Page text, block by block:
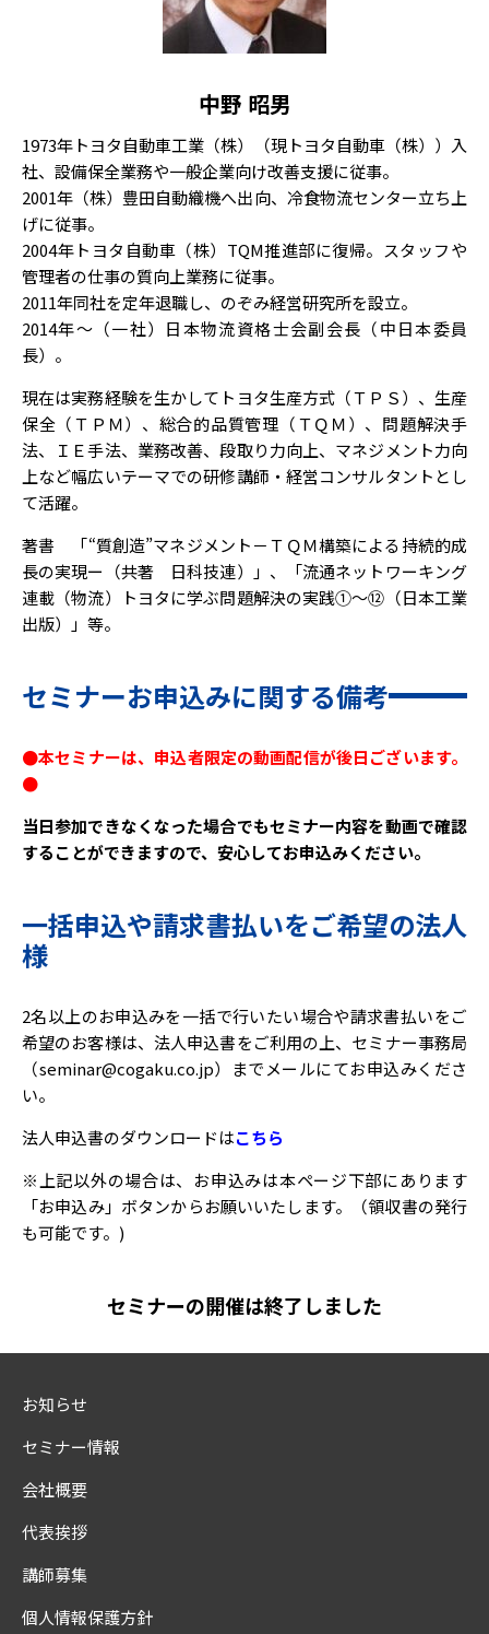
中野 昭男
1973年トヨタ自動車工業（株）（現トヨタ自動車（株））入
社、設備保全業務や一般企業向け改善支援に従事。
2001年（株）豊田自動織機へ出向、冷食物流センター立ち上
げに従事。
2004年トヨタ自動車（株）TQM推進部に復帰。スタッフや
管理者の仕事の質向上業務に従事。
2011年同社を定年退職し、のぞみ経営研究所を設立。
2014年～（一社）日本物流資格士会副会長（中日本委員
長）。
現在は実務経験を生かしてトヨタ生産方式（ＴＰＳ）、生産
保全（ＴＰＭ）、総合的品質管理（ＴＱＭ）、問題解決手
法、ＩＥ手法、業務改善、段取り力向上、マネジメント力向
上など幅広いテーマでの研修講師・経営コンサルタントとし
て活躍。
著書 「“質創造”マネジメント－ＴＱＭ構築による持続的成
長の実現ー（共著 日科技連）」、「流通ネットワーキング
連載（物流）トヨタに学ぶ問題解決の実践①～⑫（日本工業
出版）」等。
セミナーお申込みに関する備考
●本セミナーは、申込者限定の動画配信が後日ございます。
●
当日参加できなくなった場合でもセミナー内容を動画で確認
することができますので、安心してお申込みください。
一括申込や請求書払いをご希望の法人
様
2名以上のお申込みを一括で行いたい場合や請求書払いをご
希望のお客様は、法人申込書をご利用の上、セミナー事務局
（seminar@cogaku.co.jp）までメールにてお申込みくださ
い。
法人申込書のダウンロードはこちら
※上記以外の場合は、お申込みは本ページ下部にあります
「お申込み」ボタンからお願いいたします。（領収書の発行
も可能です。)
セミナーの開催は終了しました
お知らせ
セミナー情報
会社概要
代表挨拶
講師募集
個人情報保護方針